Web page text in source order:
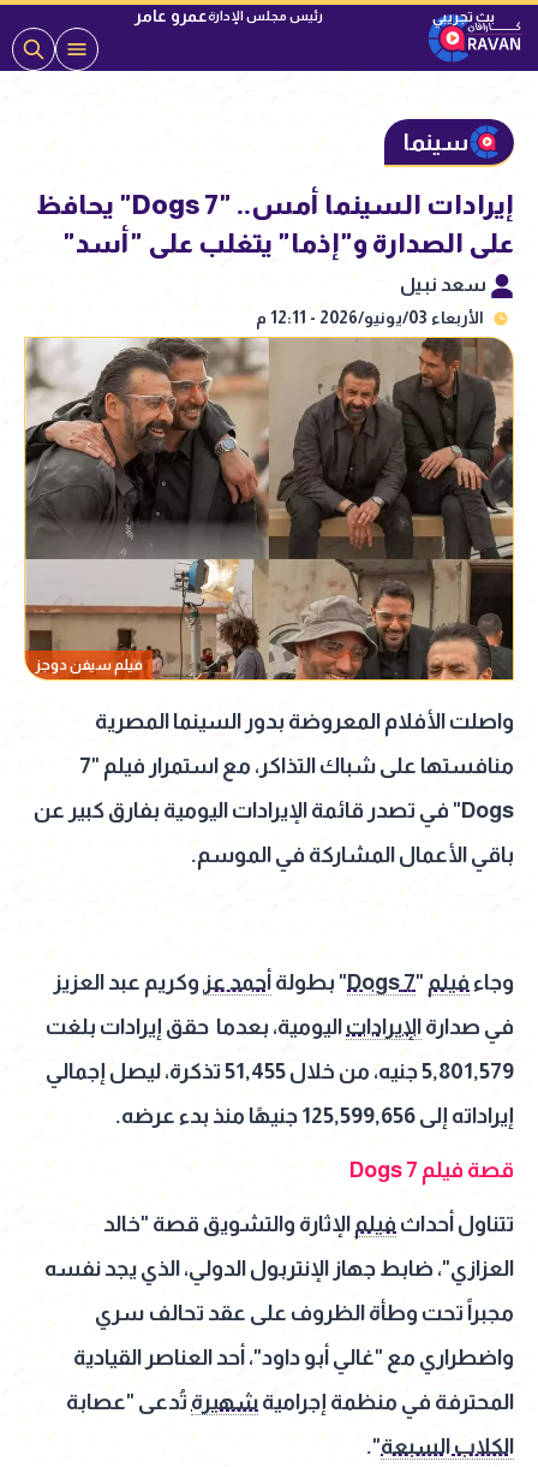
رئيس مجلس الإدارةعمرو عامر
سينما
إيرادات السينما أمس.. "7 Dogs" يحافظ
على الصدارة و"إذما" يتغلب على "أسد"
سعد نبيل
الأربعاء 03/يونيو/2026 - 12:11 م
فيلم سيفن دوجز
واصلت الأفلام المعروضة بدور السينما المصرية
منافستها على شباك التذاكر، مع استمرار فيلم "7
Dogs" في تصدر قائمة الإيرادات اليومية بفارق كبير عن
باقي الأعمال المشاركة في الموسم.
وجاء فيلم "
7 Dogs " بطولة أحمد عز وكريم عبد العزيز
في صدارة الإيرادات اليومية، بعدما حقق إيرادات بلغت
5,801,579 جنيه، من خلال 51,455 تذكرة، ليصل إجمالي
إيراداته إلى 125,599,656 جنيهًا منذ بدء عرضه.
قصة فيلم 7 Dogs
تتناول أحداث فيلم الإثارة والتشويق قصة "خالد
العزازي"، ضابط جهاز الإنتربول الدولي، الذي يجد نفسه
مجبراً تحت وطأة الظروف على عقد تحالف سري
واضطراري مع "غالي أبو داود"، أحد العناصر القيادية
المحترفة في منظمة إجرامية شهيرة تُدعى "عصابة
الكلاب السبعة".